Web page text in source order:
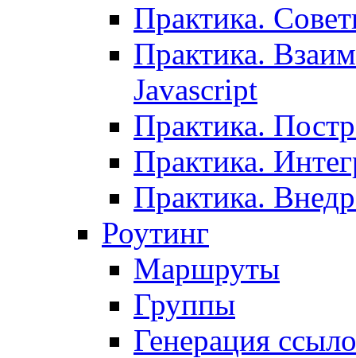
Практика.
Практика.
Javascript
Практика.
Практика.
Практика.
Роутинг
Маршруты
Группы
Генерация